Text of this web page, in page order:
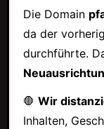
Die Domain
da der
durchführte.
🛑 Wir
Inhalten,